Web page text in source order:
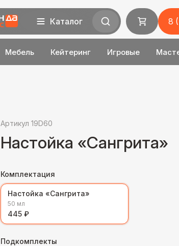
Мебель Кейтеринг Игровые
Каталог 8
Артикул 19D60
Настойка «Сангрита»
Комплектация
Настойка «Сангрита»
50 мл
445 ₽
Подкомплекты